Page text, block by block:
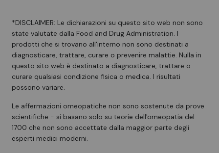
*DISCLAIMER: Le dichiarazioni su questo sito web non sono
state valutate dalla Food and Drug Administration. I
prodotti che si trovano all'interno non sono destinati a
diagnosticare, trattare, curare o prevenire malattie. Nulla in
questo sito web è destinato a diagnosticare, trattare o
curare qualsiasi condizione fisica o medica. I risultati
possono variare.
Le affermazioni omeopatiche non sono sostenute da prove
scientifiche - si basano solo su teorie dell'omeopatia del
1700 che non sono accettate dalla maggior parte degli
esperti medici moderni.